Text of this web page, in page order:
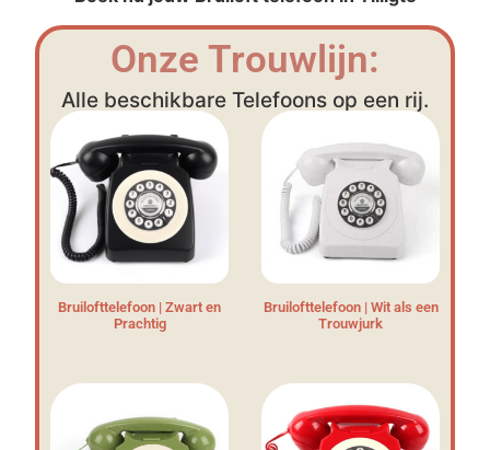
Onze Trouwlijn:
Alle beschikbare Telefoons op een rij.
Bruilofttelefoon | Zwart en
Prachtig
Bruilofttelefoon | Wit als een
Trouwjurk